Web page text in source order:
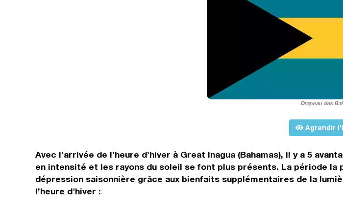
Drapeau des
Agrandir
Avec l’arrivée de l’heure d’hiver à Great Inagua (Bahamas), il y a 5
en intensité et les rayons du soleil se font plus présents. La période
dépression saisonnière grâce aux bienfaits supplémentaires de la
l’heure d'hiver :